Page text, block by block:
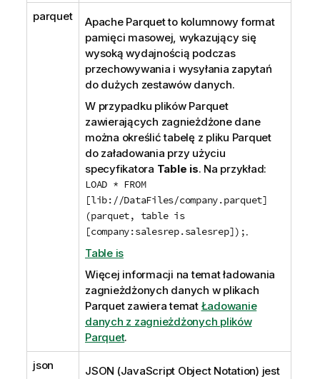
parquet Apache Parquetto kolumnowy format
pamięci masowej, wykazujący się
wysoką wydajnością podczas
przechowywania i wysyłania zapytań
do dużych zestawów danych.
W przypadku plików Parquet
zawierających zagnieżdżone dane
można określić tabelę z pliku Parquet
do załadowania przy użyciu
specyfikatora Table is. Na przykład:
LOAD * FROM
[lib://DataFiles/company.parquet]
(parquet, table is
[company:salesrep.salesrep]);.
Table is
Więcej informacji na temat ładowania
zagnieżdżonych danych w plikach
Parquet zawiera temat Ładowanie
danych z zagnieżdżonych plików
Parquet.
json JSON (JavaScript Object Notation) jest